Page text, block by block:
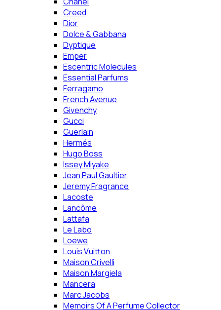
Creed
Dior
Dolce & Gabbana
Dyptique
Emper
Escentric Molecules
Essential Parfums
Ferragamo
French Avenue
Givenchy
Gucci
Guerlain
Hermés
Hugo Boss
Issey Miyake
Jean Paul Gaultier
Jeremy Fragrance
Lacoste
Lancôme
Lattafa
Le Labo
Loewe
Louis Vuitton
Maison Crivelli
Maison Margiela
Mancera
Marc Jacobs
Memoirs Of A Perfume Collector